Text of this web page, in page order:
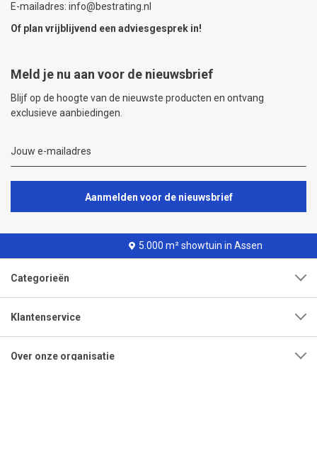
E-mailadres: info@bestrating.nl
Of plan vrijblijvend een adviesgesprek in!
Meld je nu aan voor de nieuwsbrief
Blijf op de hoogte van de nieuwste producten en ontvang
exclusieve aanbiedingen.
Aanmelden voor de nieuwsbrief
5.000 m² showtuin in Assen
Categorieën
Klantenservice
Over onze organisatie